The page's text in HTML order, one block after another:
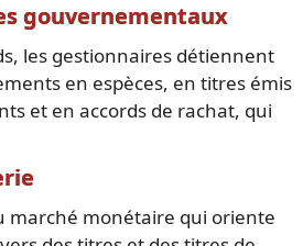
gouvernementaux
les gestionnaires détiennent
en espèces, en titres émis
et en accords de rachat, qui
marché monétaire qui oriente